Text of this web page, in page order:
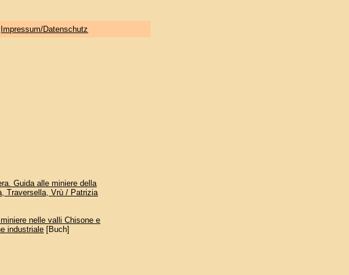
Impressum/Datenschutz
Guida alle miniere della
Traversella, Vrù / Patrizia
nelle valli Chisone e
industriale [Buch]